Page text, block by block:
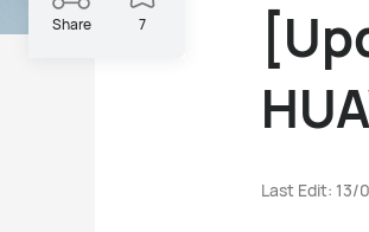
Last Edit: 13/
Share 7